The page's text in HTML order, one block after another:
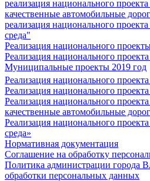
реализация национального
качественные автомобильные
реализация национального
среда"
Реализация национального
Реализация национального
Муниципальные проекты 2019 год
Реализация национального
Реализация национального
Реализация национального
качественные автомобильные
Реализация национального
среда»
Нормативная документация
Соглашение на обработку
Политика администрации города
обработки персональных данных